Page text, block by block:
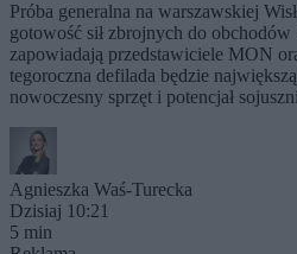
Próba generalna na warszawskiej
gotowość sił zbrojnych do
zapowiadają przedstawiciele MON
tegoroczna defilada będzie
nowoczesny sprzęt i potencjał
Agnieszka Waś-Turecka
Dzisiaj 10:21
5 min